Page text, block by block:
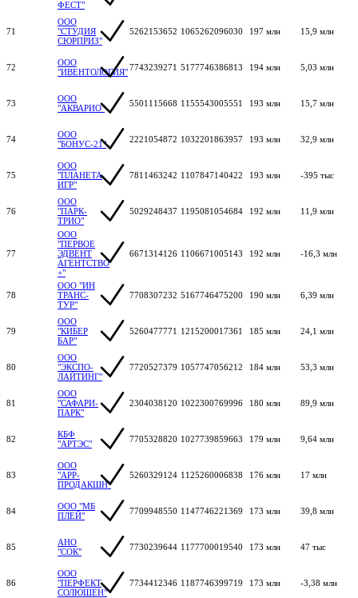
ФЕСТ"
71
ООО
"СТУДИЯ
СЮРПРИЗ"
5262153652 1065262096030 197 млн 15,9 млн
72
ООО
"ИВЕНТОЛОГИЯ"7743239271 5177746386813 194 млн 5,03 млн
73
ООО
"АКВАРИО"
5501115668 1155543005551 193 млн 15,7 млн
74
ООО
"БОНУС-21"
2221054872 1032201863957 193 млн 32,9 млн
75
ООО
"ПЛАНЕТА
ИГР"
7811463242 1107847140422 193 млн -395 тыс
76
ООО
"ПАРК-
ТРИО"
5029248437 1195081054684 192 млн 11,9 млн
77
ООО
"ПЕРВОЕ
ЭДВЕНТ
АГЕНТСТВО
+"
6671314126 1106671005143 192 млн -16,3 млн
78
ООО "ИН
ТРАНС-
ТУР"
7708307232 5167746475200 190 млн 6,39 млн
79
ООО
"КИБЕР
БАР"
5260477771 1215200017361 185 млн 24,1 млн
80
ООО
"ЭКСПО-
ЛАЙТИНГ"
7720527379 1057747056212 184 млн 53,3 млн
81
ООО
"САФАРИ-
ПАРК"
2304038120 1022300769996 180 млн 89,9 млн
82
КБФ
"АРТЭС"
7705328820 1027739859663 179 млн 9,64 млн
83
ООО
"АРР-
ПРОДАКШН"
5260329124 1125260006838 176 млн 17 млн
84
ООО "МБ
ПЛЕЙ"
7709948550 1147746221369 173 млн 39,8 млн
85
АНО
"СОК"
7730239644 1177700019540 173 млн 47 тыс
86
ООО
"ПЕРФЕКТ
СОЛЮШЕН"
7734412346 1187746399719 173 млн -3,38 млн